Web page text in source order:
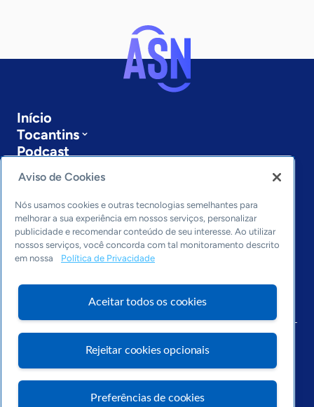
Início
Tocantins
Podcast
Últimas notícias
Entre em contato
Editorias
Economia & Política
Inovação & Tecnologia
Arquivo
Aviso de Cookies
Nós usamos cookies e outras tecnologias semelhantes para
melhorar a sua experiência em nossos serviços, personalizar
publicidade e recomendar conteúdo de seu interesse. Ao utilizar
nossos serviços, você concorda com tal monitoramento descrito
em nossa
Política de Privacidade
Aceitar todos os cookies
Rejeitar cookies opcionais
Preferências de cookies